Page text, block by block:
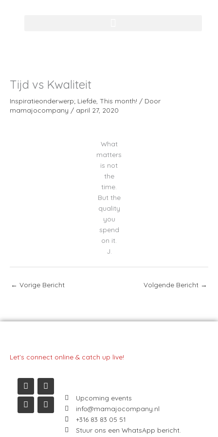
Tijd vs Kwaliteit
Inspiratieonderwerp; Liefde This month! / Door
mamajocompany / april 27, 2020
What
matters
is not
the
time.
But the
quality
you
spend
on it.
J.
← Vorige Bericht Volgende Bericht →
Let's connect online & catch up live!
s
t
a
g
r
c
e
b
o
o
n
k
e
d
i
u
t
u
b
e
Upcoming events
info@mamajocompany.nl
+316 83 83 05 51
Stuur ons een WhatsApp bericht.